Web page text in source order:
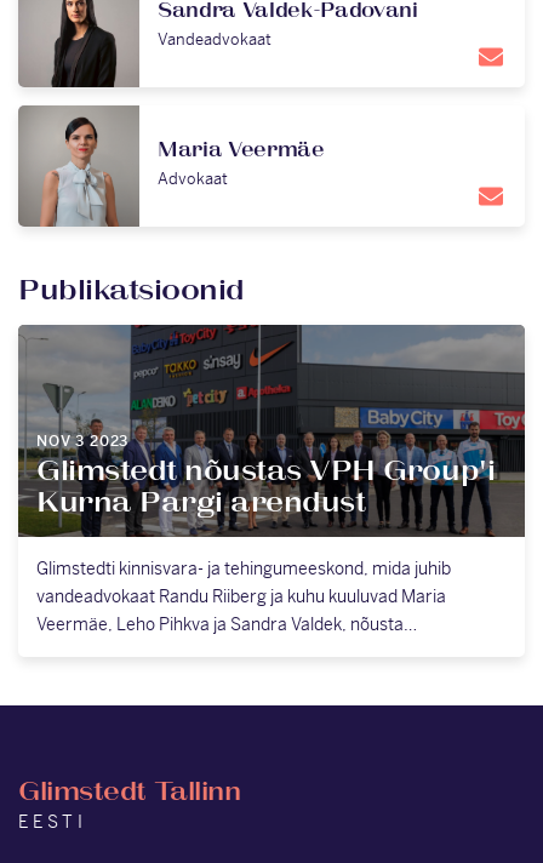
Sandra Valdek-Padovani
Vandeadvokaat
Maria Veermäe
Advokaat
Publikatsioonid
NOV 3 2023
Glimstedt nõustas VPH Group'i
Kurna Pargi arendust
Glimstedti kinnisvara- ja tehingumeeskond, mida juhib
vandeadvokaat Randu Riiberg ja kuhu kuuluvad Maria
Veermäe, Leho Pihkva ja Sandra Valdek, nõusta…
Glimstedt Tallinn
EESTI